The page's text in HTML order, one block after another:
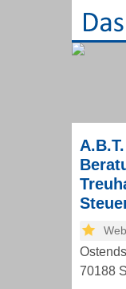
70188